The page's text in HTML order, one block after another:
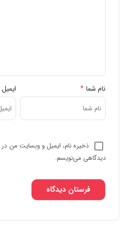
نام شما *
ذخیره نام، ایمیل و وبسایت من در
دیدگاهی می‌نویسم.